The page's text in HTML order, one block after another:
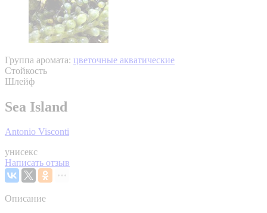
Группа аромата: цветочные акватические
Стойкость
Шлейф
Sea Island
Antonio Visconti
унисекс
Написать отзыв
Описание